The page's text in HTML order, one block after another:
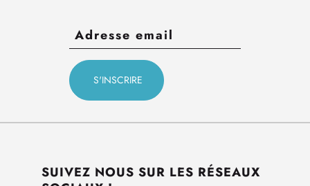
SUIVEZ NOUS SUR LES RÉSEAUX